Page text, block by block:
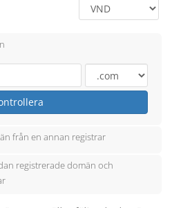
från en annan registrar
registrerade domän och